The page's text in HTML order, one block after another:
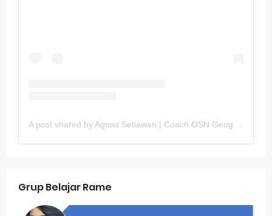
A post shared by Agnas Setiawan | Coach OSN Geografi (@gurugeografi)
Grup Belajar Rame